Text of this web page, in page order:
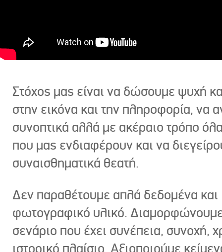
Στόχος μας είναι να δώσουμε ψυχή
στην εικόνα και την πληροφορία, να
συνοπτικά αλλά με ακέραιο τρόπο
που μας ενδιαφέρουν και να
συναισθηματικά θεατή.
Δεν παραθέτουμε απλά δεδομένα και
φωτογραφικό υλικό.
σενάριο που έχει συνέπεια, συνοχή,